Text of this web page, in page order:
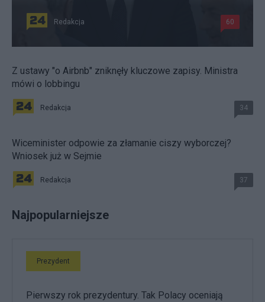
Redakcja 60
Z ustawy "o Airbnb" zniknęły kluczowe zapisy. Ministra
mówi o lobbingu
Redakcja 34
Wiceminister odpowie za złamanie ciszy wyborczej?
Wniosek już w Sejmie
Redakcja 37
Najpopularniejsze
Prezydent
Pierwszy rok prezydentury. Tak Polacy oceniają